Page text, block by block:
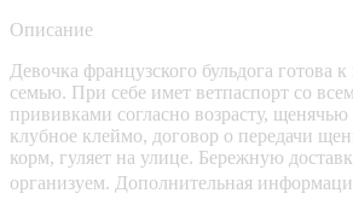
Описание
Девочка французского бульдога готова
семью. При себе имет ветпаспорт со
прививками согласно возрасту,
клубное клеймо, договор о передачи
корм, гуляет на улице. Бережную
организуем. Дополнительная